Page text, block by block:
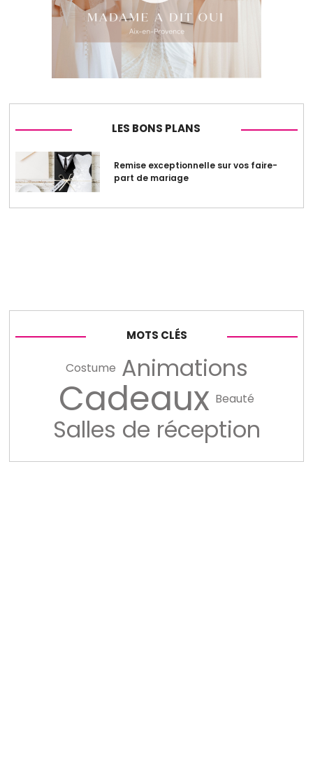
LES BONS PLANS
Remise exceptionnelle sur vos faire-
part de mariage
MOTS CLÉS
Costume Animations
Cadeaux Beauté
Salles de réception